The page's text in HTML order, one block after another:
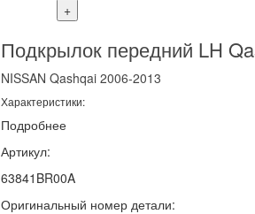
+
Подкрылок передний LH
NISSAN Qashqai 2006-2013
Характеристики:
Подробнее
Артикул:
63841BR00A
Оригинальный номер детали: